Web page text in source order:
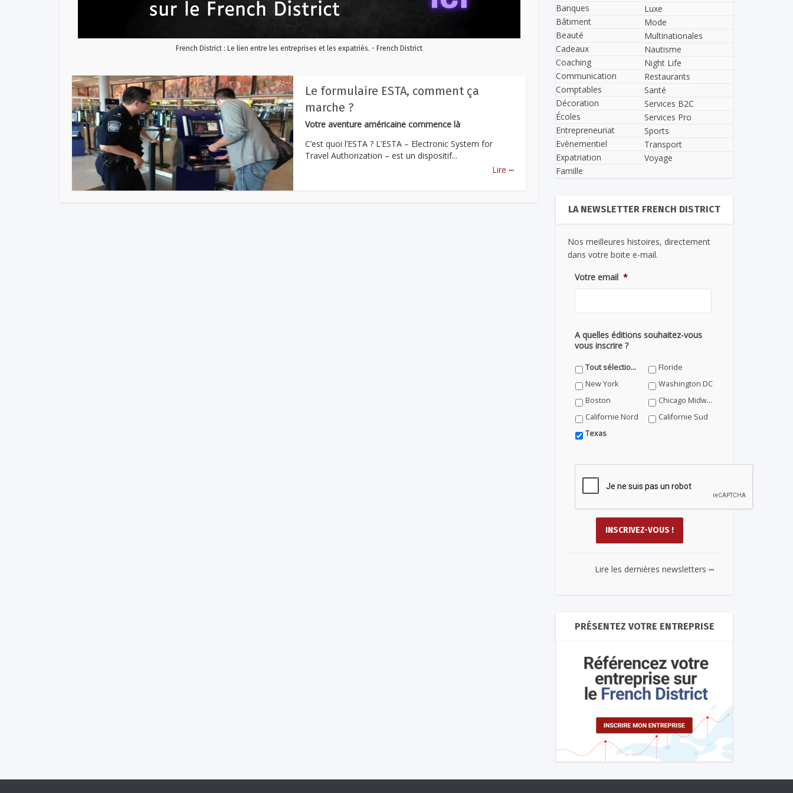
French District : Le lien entre les entreprises et les expatriés. - French District
Le formulaire ESTA, comment ça
marche ?
Votre aventure américaine commence là
C’est quoi l’ESTA ? L’ESTA – Electronic System for
Travel Authorization – est un dispositif...
Lire ...
Banques
Bâtiment
Beauté
Cadeaux
Coaching
Communication
Comptables
Décoration
Écoles
Entrepreneuriat
Evènementiel
Expatriation
Famille
Luxe
Mode
Multinationales
Nautisme
Night Life
Restaurants
Santé
Services B2C
Services Pro
Sports
Transport
Voyage
LA NEWSLETTER FRENCH DISTRICT
Nos meilleures histoires, directement
dans votre boite e-mail.
Votre email *
A quelles éditions souhaitez-vous
vous inscrire ?
Tout sélectionner
Floride
New York
Washington DC
Boston
Chicago Midwest
Californie Nord
Californie Sud
Texas
Lire les dernières newsletters ...
PRÉSENTEZ VOTRE ENTREPRISE